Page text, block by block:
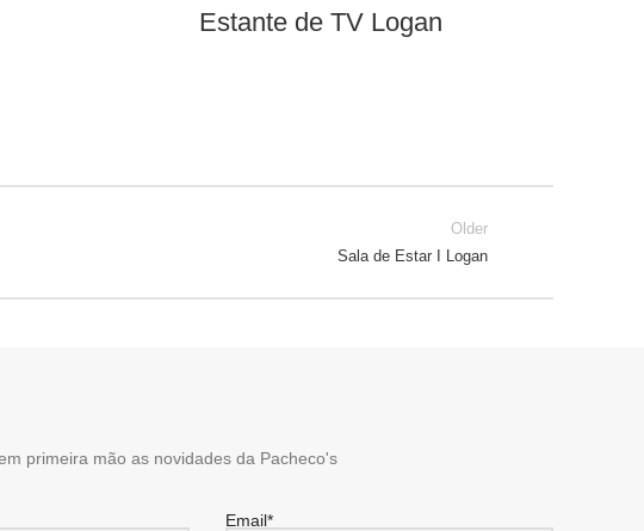
Estante de TV Logan
Older
Sala de Estar I Logan
primeira mão as novidades da Pacheco's
Email*